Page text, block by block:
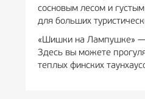
сосновым лесом и
для больших
«Шишки на Лампушке» —
Здесь вы можете
теплых финских